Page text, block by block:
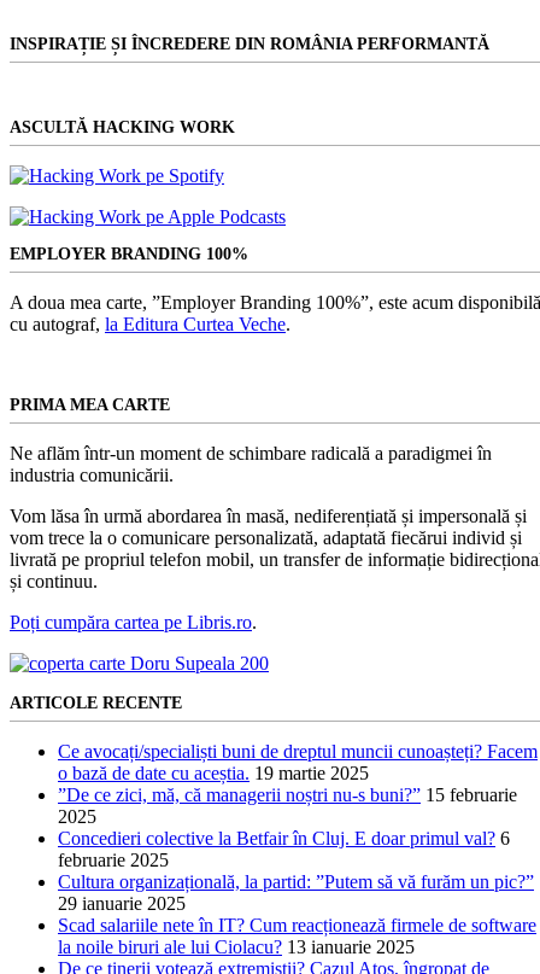
INSPIRAȚIE ȘI ÎNCREDERE DIN ROMÂNIA PERFORMANTĂ
ASCULTĂ HACKING WORK
EMPLOYER BRANDING 100%
A doua mea carte, ”Employer Branding 100%”, este acum
cu autograf, la Editura Curtea Veche.
PRIMA MEA CARTE
Ne aflăm într-un moment de schimbare radicală a paradigmei în
industria comunicării.
Vom lăsa în urmă abordarea în masă, nediferențiată și impersonală și
vom trece la o comunicare personalizată, adaptată fiecărui individ și
livrată pe propriul telefon mobil, un transfer de informație
și continuu.
Poți cumpăra cartea pe Libris.ro.
ARTICOLE RECENTE
Ce avocați/specialiști buni de dreptul muncii cunoașteți? Facem
o bază de date cu aceștia. 19 martie 2025
”De ce zici, mă, că managerii noștri nu-s buni?” 15 februarie
2025
Concedieri colective la Betfair în Cluj. E doar primul val? 6
februarie 2025
Cultura organizațională, la partid: ”Putem să vă furăm un pic?”
29 ianuarie 2025
Scad salariile nete în IT? Cum reacționează firmele de software
la noile biruri ale lui Ciolacu? 13 ianuarie 2025
De ce tinerii votează extremiștii? Cazul Atos, îngropat de